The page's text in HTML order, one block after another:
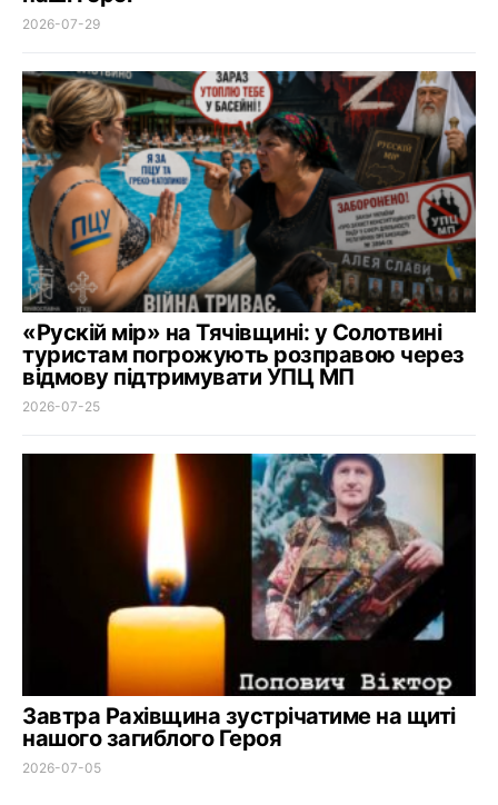
2026-07-29
«Рускій мір» на Тячівщині: у Солотвині
туристам погрожують розправою через
відмову підтримувати УПЦ МП
2026-07-25
Завтра Рахівщина зустрічатиме на щиті
нашого загиблого Героя
2026-07-05